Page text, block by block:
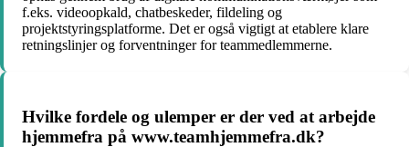
f.eks. videoopkald, chatbeskeder, fildeling og
projektstyringsplatforme. Det er også vigtigt at etablere klare
retningslinjer og forventninger for teammedlemmerne.
Hvilke fordele og ulemper er der ved at arbejde
hjemmefra på www.teamhjemmefra.dk?